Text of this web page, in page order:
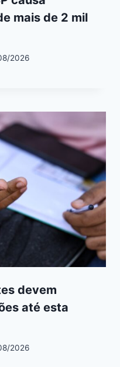
mais de 2 mil
2026
devem
até esta
2026